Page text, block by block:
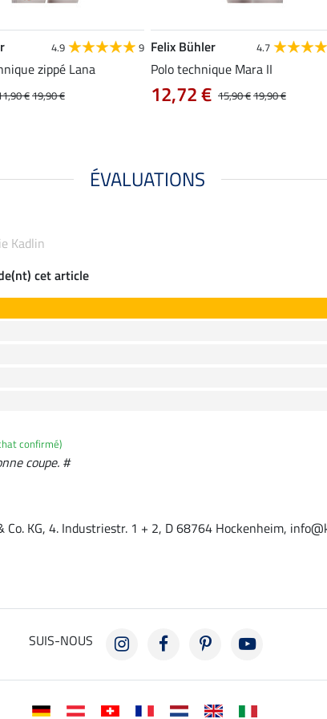
4.9 9
zippé Lana
€19,90 €
Felix Bühler 4.7
Polo technique Mara II
15,90 €19,90 €
12,72 €
ÉVALUATIONS
Kadlin
cet article
confirmé)
coupe. #
Co. KG, 4. Industriestr. 1 + 2, D 68764 Hockenheim,
SUIS-NOUS